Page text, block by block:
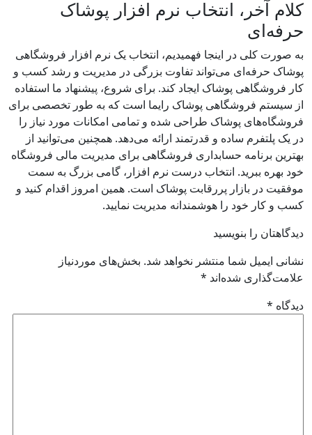
کلام آخر، انتخاب نرم افزار پوشاک
حرفه‌ای
به صورت کلی در اینجا فهمیدیم، انتخاب یک نرم افزار فروشگاهی
پوشاک حرفه‌ای می‌تواند تفاوت بزرگی در مدیریت و رشد کسب ‌و
کار فروشگاهی پوشاک ایجاد کند. برای شروع، پیشنهاد ما استفاده
از سیستم فروشگاهی پوشاک رایما است که به ‌طور تخصصی برای
فروشگاه‌های پوشاک طراحی شده و تمامی امکانات مورد نیاز را
در یک پلتفرم ساده و قدرتمند ارائه می‌دهد. همچنین می‌توانید از
بهترین برنامه حسابداری فروشگاهی برای مدیریت مالی فروشگاه
خود بهره ببرید. انتخاب درست نرم افزار، گامی بزرگ به سمت
موفقیت در بازار پررقابت پوشاک است. همین امروز اقدام کنید و
کسب‌ و کار خود را هوشمندانه مدیریت نمایید.
دیدگاهتان را بنویسید
نشانی ایمیل شما منتشر نخواهد شد. بخش‌های موردنیاز
علامت‌گذاری شده‌اند *
دیدگاه *